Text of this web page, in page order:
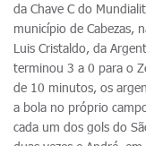
da Chave C do
município de Cabezas,
Luis Cristaldo, da
terminou 3 a 0 para o
de 10 minutos, os
a bola no próprio
cada um dos gols do